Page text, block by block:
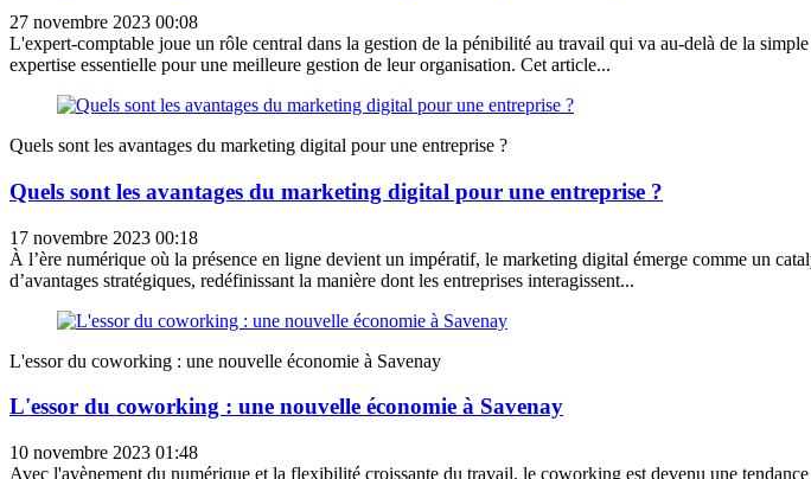
27 novembre 2023 00:08
L'expert-comptable joue un rôle central dans la gestion de la pénibilité au travail qui va au-delà de la
expertise essentielle pour une meilleure gestion de leur organisation. Cet article...
Quels sont les avantages du marketing digital pour une entreprise ?
Quels sont les avantages du marketing digital pour une entreprise ?
17 novembre 2023 00:18
À l’ère numérique où la présence en ligne devient un impératif, le marketing digital émerge comme un
d’avantages stratégiques, redéfinissant la manière dont les entreprises interagissent...
L'essor du coworking : une nouvelle économie à Savenay
L'essor du coworking : une nouvelle économie à Savenay
10 novembre 2023 01:48
Avec l'avènement du numérique et la flexibilité croissante du travail, le coworking est devenu une